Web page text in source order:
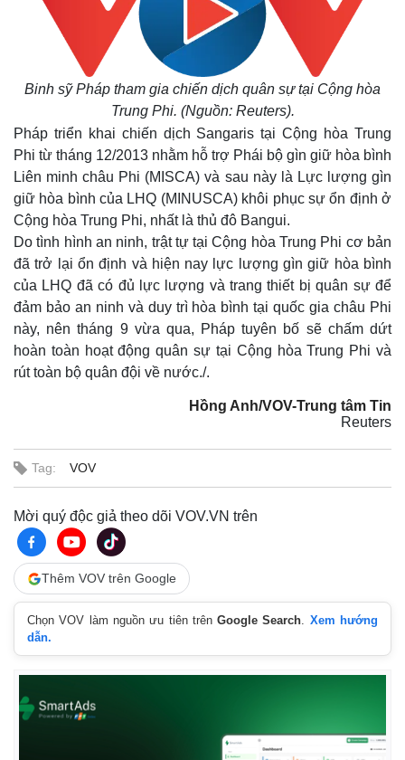
Multimedia
Ảnh
Binh sỹ Pháp tham gia chiến dịch quân sự tại Cộng hòa
Trung Phi. (Nguồn: Reuters).
Pháp triển khai chiến dịch Sangaris tại Cộng hòa Trung
Phi từ tháng 12/2013 nhằm hỗ trợ Phái bộ gìn giữ hòa bình
Liên minh châu Phi (MISCA) và sau này là Lực lượng gìn
giữ hòa bình của LHQ (MINUSCA) khôi phục sự ổn định ở
Cộng hòa Trung Phi, nhất là thủ đô Bangui.
Do tình hình an ninh, trật tự tại Cộng hòa Trung Phi cơ bản
đã trở lại ổn định và hiện nay lực lượng gìn giữ hòa bình
của LHQ đã có đủ lực lượng và trang thiết bị quân sự để
đảm bảo an ninh và duy trì hòa bình tại quốc gia châu Phi
này, nên tháng 9 vừa qua, Pháp tuyên bố sẽ chấm dứt
hoàn toàn hoạt động quân sự tại Cộng hòa Trung Phi và
rút toàn bộ quân đội về nước./.
Hồng Anh/VOV-Trung tâm Tin
Reuters
Tag: VOV
Mời quý độc giả theo dõi VOV.VN trên
Thêm VOV trên Google
Chọn VOV làm nguồn ưu tiên trênGoogle Search. Xem hướng
dẫn.